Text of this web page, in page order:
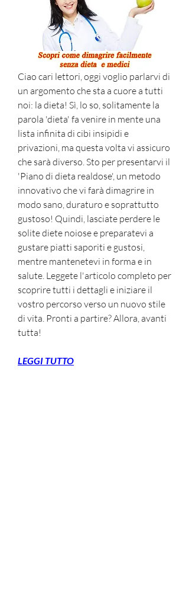
Ciao cari lettori, oggi voglio parlarvi di
un argomento che sta a cuore a tutti
noi: la dieta! Sì, lo so, solitamente la
parola 'dieta' fa venire in mente una
lista infinita di cibi insipidi e
privazioni, ma questa volta vi assicuro
che sarà diverso. Sto per presentarvi il
'Piano di dieta realdose', un metodo
innovativo che vi farà dimagrire in
modo sano, duraturo e soprattutto
gustoso! Quindi, lasciate perdere le
solite diete noiose e preparatevi a
gustare piatti saporiti e gustosi,
mentre mantenetevi in forma e in
salute. Leggete l'articolo completo per
scoprire tutti i dettagli e iniziare il
vostro percorso verso un nuovo stile
di vita. Pronti a partire? Allora, avanti
tutta!
LEGGI TUTTO